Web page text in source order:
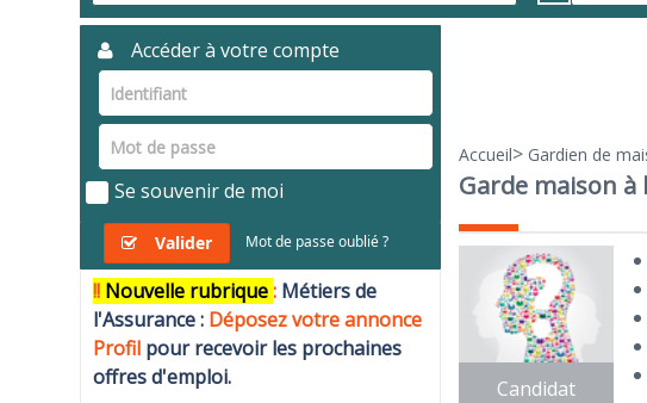
Accueil> Gardien de
Garde maison à
Candidat
Accéder à votre compte
Se souvenir de moi
Valider Mot de passe oublié ?
!! Nouvelle rubrique: Métiers de
l'Assurance : Déposez votre annonce
Profil pour recevoir les prochaines
offres d'emploi.